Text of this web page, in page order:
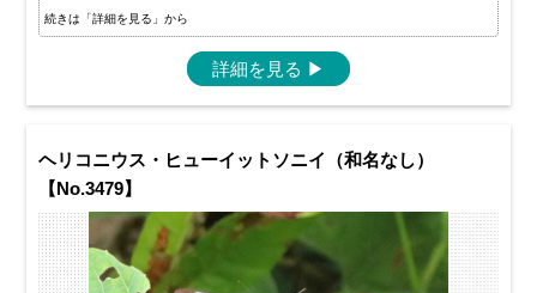
続きは「詳細を見る」から
詳細を見る ▶
ヘリコニウス・ヒューイットソニイ（和名なし）
【No.3479】